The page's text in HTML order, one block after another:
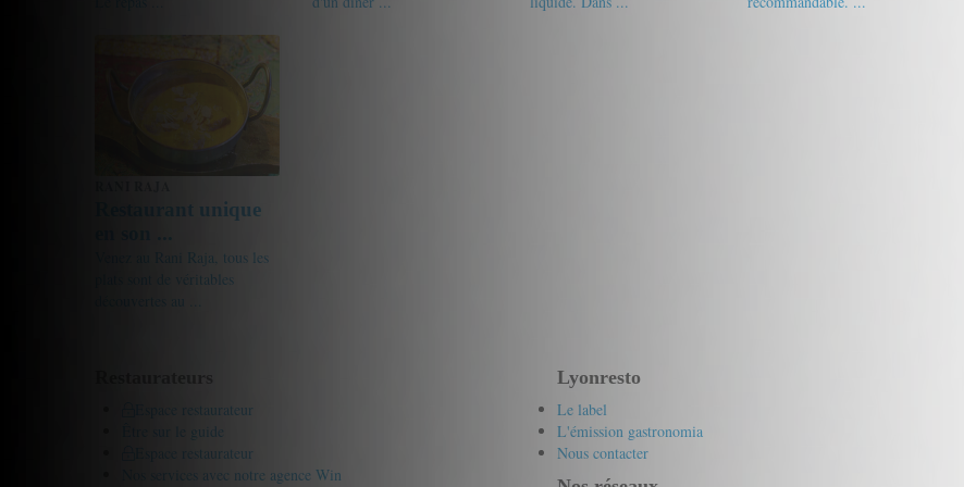
Restaurant unique
Venez au Rani Raja, tous les
plats sont de véritables
Espace restaurateur
Être sur le guide
Espace restaurateur
Nos services avec notre agence Win
Lyonresto
Le label
L'émission gastronomia
Nous contacter